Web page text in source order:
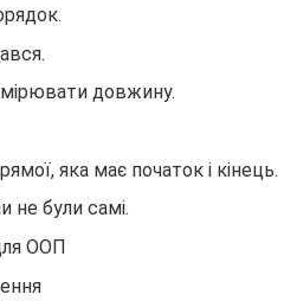
довжину.
яка має початок і кінець.
не були самі.
ООП